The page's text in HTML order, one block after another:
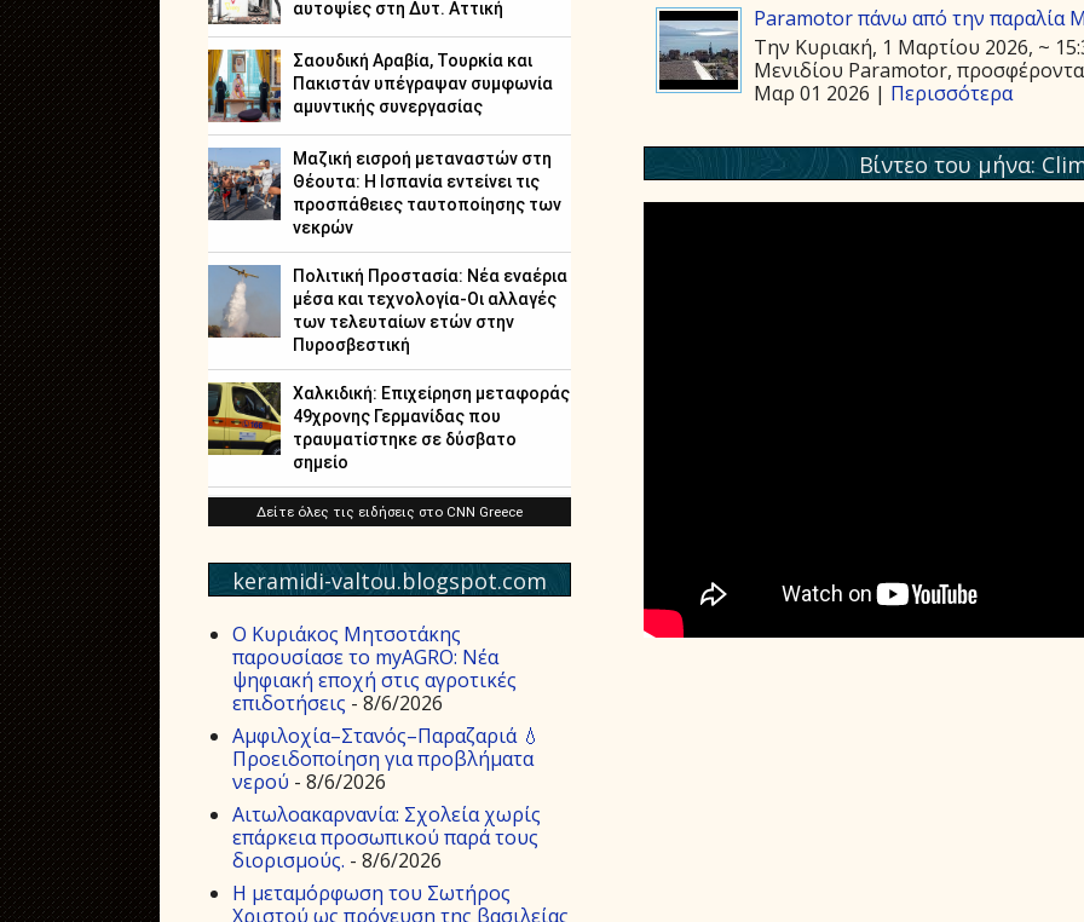
Paramotor πάνω από την παραλία
Την Κυριακή, 1 Μαρτίου 2026, ~
Μενιδίου Paramotor,
Μαρ 01 2026 | Περισσότερα
Βίντεο του μήνα:
keramidi-valtou.blogspot.com
Ο Κυριάκος Μητσοτάκης
παρουσίασε το myAGRO: Νέα
ψηφιακή εποχή στις αγροτικές
επιδοτήσεις - 8/6/2026
Αμφιλοχία–Στανός–Παραζαριά 💧
Προειδοποίηση για προβλήματα
νερού - 8/6/2026
Αιτωλοακαρνανία: Σχολεία χωρίς
επάρκεια προσωπικού παρά τους
διορισμούς. - 8/6/2026
Η μεταμόρφωση του Σωτήρος
Χριστού ως πρόγευση της βασιλείας